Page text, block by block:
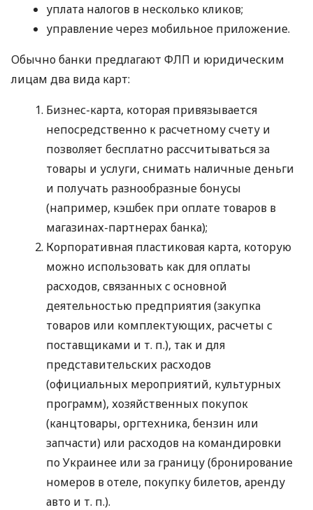
уплата налогов в несколько кликов;
управление через мобильное приложение.
Обычно банки предлагают ФЛП и юридическим
лицам два вида карт:
Бизнес-карта, которая привязывается
непосредственно к расчетному счету и
позволяет бесплатно рассчитываться за
товары и услуги, снимать наличные деньги
и получать разнообразные бонусы
(например, кэшбек при оплате товаров в
магазинах-партнерах банка);
Корпоративная пластиковая карта, которую
можно использовать как для оплаты
расходов, связанных с основной
деятельностью предприятия (закупка
товаров или комплектующих, расчеты с
поставщиками и т. п.), так и для
представительских расходов
(официальных мероприятий, культурных
программ), хозяйственных покупок
(канцтовары, оргтехника, бензин или
запчасти) или расходов на командировки
по Украинее или за границу (бронирование
номеров в отеле, покупку билетов, аренду
авто и т. п.).